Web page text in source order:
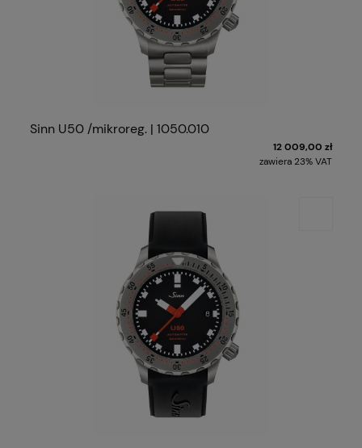
Sinn U50 /mikroreg. | 1050.010
12 009,00 zł
zawiera 23% VAT